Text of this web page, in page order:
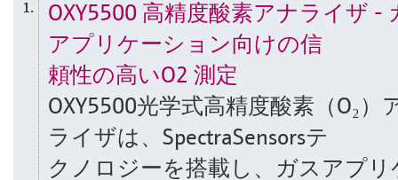
1.
OXY5500 高精度酸素アナライザ -
アプリケーション向けの信
頼性の高いO2 測定
OXY5500光学式高精度酸素（O₂）
ライザは、SpectraSensorsテ
クノロジーを搭載し、ガスアプリ